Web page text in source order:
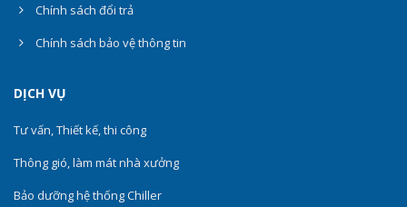
Chính sách đổi trả
Chính sách bảo vệ thông tin
DỊCH VỤ
Tư vấn, Thiết kế, thi công
Thông gió, làm mát nhà xưởng
Bảo dưỡng hệ thống Chiller